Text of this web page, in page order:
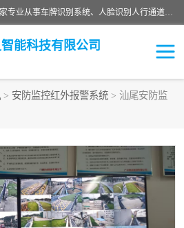
广州百灵智能科技有限公司是一家专业从事车牌识别系统、人脸识别人行通道、安防监控交通设施、停车场智能管理系统、停车场云平台、车牌识别一体机、自动道闸、通道设备、交通设施及交通划线等产品研发、生产和销售的高新技术企业。
能科技有限公司
> 安防监控红外报警系统 > 汕尾安防监